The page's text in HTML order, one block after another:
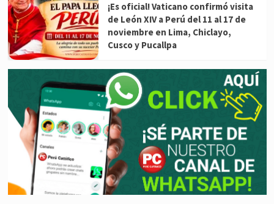
¡Es oficial! Vaticano confirmó visita
de León XIV a Perú del 11 al 17 de
noviembre en Lima, Chiclayo,
Cusco y Pucallpa